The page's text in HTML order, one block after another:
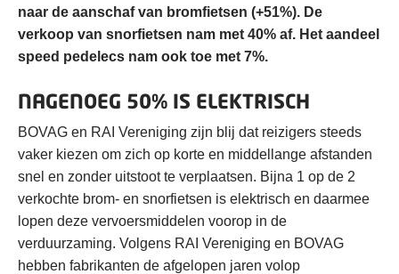
naar de aanschaf van bromfietsen (+51%). De
verkoop van snorfietsen nam met 40% af. Het aandeel
speed pedelecs nam ook toe met 7%.
NAGENOEG 50% IS ELEKTRISCH
BOVAG en RAI Vereniging zijn blij dat reizigers steeds
vaker kiezen om zich op korte en middellange afstanden
snel en zonder uitstoot te verplaatsen. Bijna 1 op de 2
verkochte brom- en snorfietsen is elektrisch en daarmee
lopen deze vervoersmiddelen voorop in de
verduurzaming. Volgens RAI Vereniging en BOVAG
hebben fabrikanten de afgelopen jaren volop